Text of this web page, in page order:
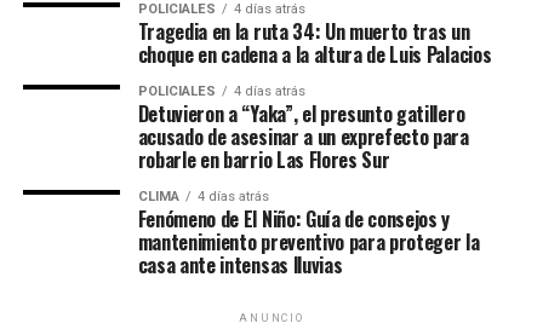
De acuerdo con la reconstrucción de la Fiscalía, la
agresión se produjo cerca de las 3:00 de la madrugada
del 3 de marzo de 2023 sobre la
calles Carlos Gardel y Los Nogales, en la localidad de
Los acusados realizaban tareas de patrullaje a bordo de
un móvil oficial cuando interceptaron a la adolescente
mientras caminaba sola. Tras ofrecerle trasladarla hasta
su domicilio, desviaron el recorrido previsto,
POLICIALES 4 días atrás
Tragedia en la ruta 34: Un muerto tras un
choque en cadena a la altura de Luis Palacios
POLICIALES 4 días atrás
Detuvieron a “Yaka”, el presunto gatillero
acusado de asesinar a un exprefecto para
robarle en barrio Las Flores Sur
CLIMA 4 días atrás
Fenómeno de El Niño: Guía de consejos y
mantenimiento preventivo para proteger la
casa ante intensas lluvias
ANUNCIO